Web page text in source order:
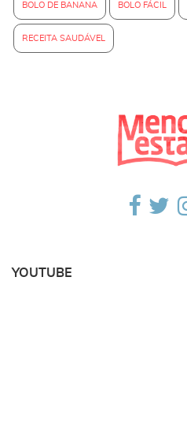
BOLO DE BANANA BOLO FÁCIL
RECEITA SAUDÁVEL
YOUTUBE